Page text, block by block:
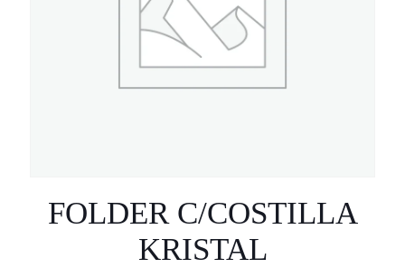
FOLDER C/COSTILLA
KRISTAL